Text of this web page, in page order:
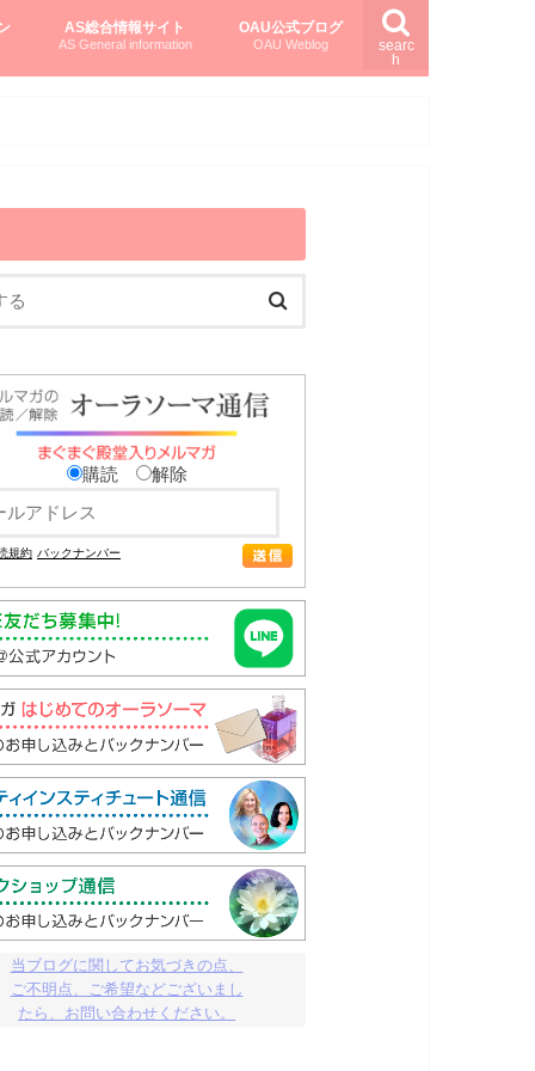
searc
h
AS総合情報サイト
AS General information
OAU公式ブログ
OAU Weblog
購読 解除
規約 バックナンバー
当ブログに関してお気づきの点、
ご不明点、ご希望などございまし
たら、お問い合わせください。